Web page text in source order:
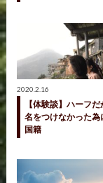
2020.2.16
【体験談】ハーフ
名をつけなかった為
国籍